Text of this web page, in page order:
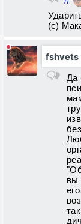
(с)
fshvets
Да
вы